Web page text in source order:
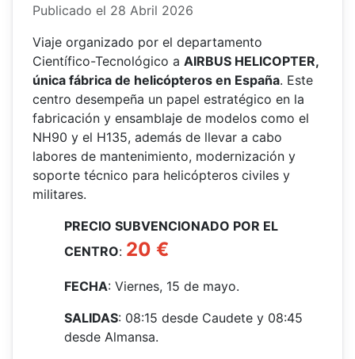
Publicado el 28 Abril 2026
Viaje organizado por el departamento
Científico-Tecnológico a AIRBUS HELICOPTER,
única fábrica de helicópteros en España. Este
centro desempeña un papel estratégico en la
fabricación y ensamblaje de modelos como el
NH90 y el H135, además de llevar a cabo
labores de mantenimiento, modernización y
soporte técnico para helicópteros civiles y
militares.
PRECIO SUBVENCIONADO POR EL
CENTRO: 20 €
FECHA: Viernes, 15 de mayo.
SALIDAS: 08:15 desde Caudete y 08:45
desde Almansa.